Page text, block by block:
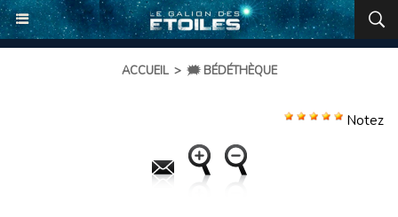
ACCUEIL > 🗯️ BÉDÉTHÈQUE
Notez